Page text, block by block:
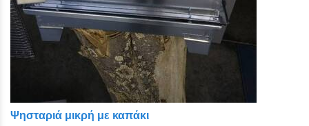
Ψησταριά μικρή με καπάκι